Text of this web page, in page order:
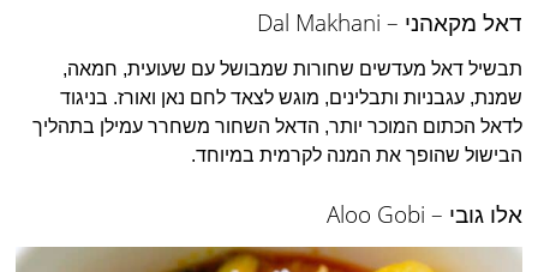
דאל מקאהני – Dal Makhani
תבשיל דאל מעדשים שחורות שמבושל עם שעועית, חמאה,
שמנת, עגבניות ותבלינים, מוגש לצאד לחם נאן ואורז. בניגוד
לדאל הכתום המוכר יותר, הדאל השחור משחרר עמילן בתהליך
הבישול שהופך את המנה לקרמית במיוחד.
אלו גובי – Aloo Gobi